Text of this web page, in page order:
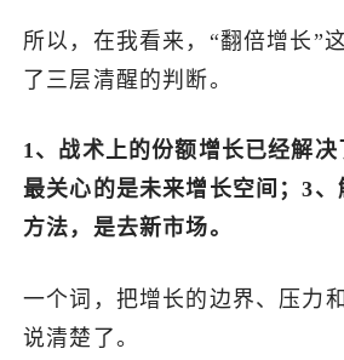
所以，在我看来，“翻倍增长”
了三层清醒的判断。
1、战术上的份额增长已经解
最关心的是未来增长空间；3
方法，是去新市场。
一个词，把增长的边界、压力
说清楚了。